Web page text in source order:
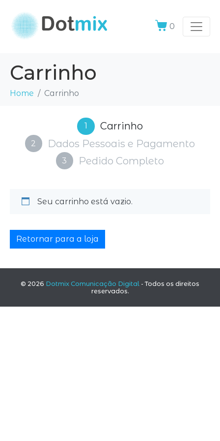
0
Carrinho
Home Carrinho
1 Carrinho
2 Dados Pessoais e Pagamento
3 Pedido Completo
Seu carrinho está vazio.
Retornar para a loja
© 2026 Dotmix Comunicação Digital - Todos os direitos
reservados.